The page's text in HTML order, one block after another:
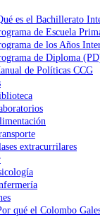
es el Bachillerato
de Escuela
de los Años
de Diploma
de Políticas CCG
extracurrilares
qué el Colombo